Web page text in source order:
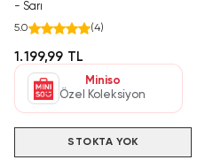
- Sarı
5.0 (4)
1.199,99 TL
Miniso
Özel Koleksiyon
STOKTA YOK